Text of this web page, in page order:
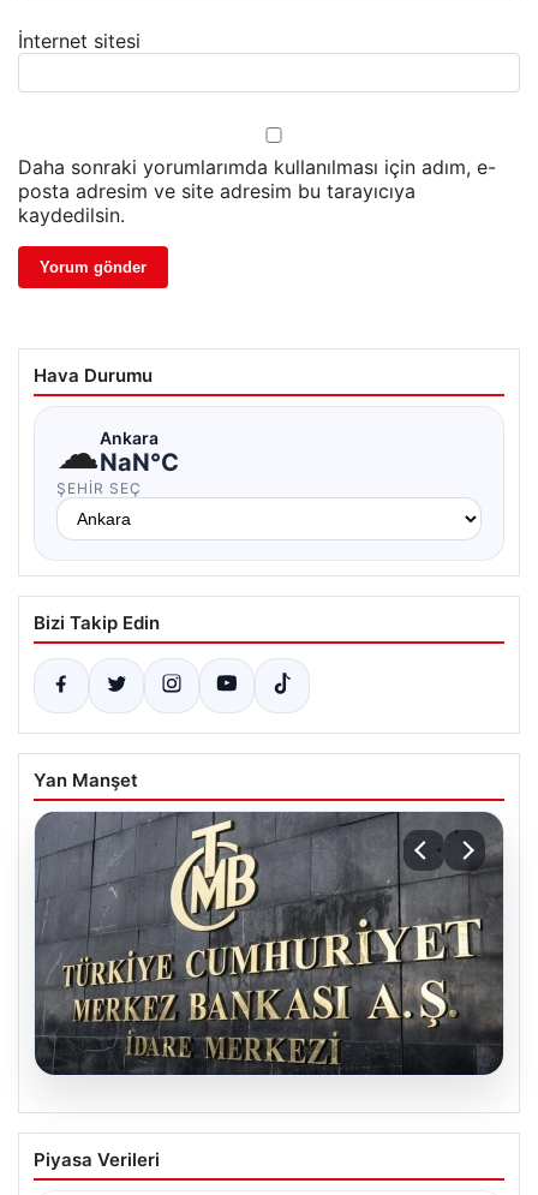
İnternet sitesi
Daha sonraki yorumlarımda kullanılması için adım, e-
posta adresim ve site adresim bu tarayıcıya
kaydedilsin.
Hava Durumu
☁Ankara
NaN°C
ŞEHIR SEÇ
Bizi Takip Edin
Yan Manşet
TCMB’nin Nisan toplantısı ne zaman?
Ekonomistlerin faiz beklentileri
Piyasa Verileri